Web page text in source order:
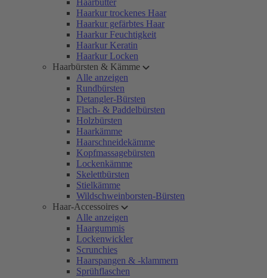
Haarbutter
Haarkur trockenes Haar
Haarkur gefärbtes Haar
Haarkur Feuchtigkeit
Haarkur Keratin
Haarkur Locken
Haarbürsten & Kämme
Alle anzeigen
Rundbürsten
Detangler-Bürsten
Flach- & Paddelbürsten
Holzbürsten
Haarkämme
Haarschneidekämme
Kopfmassagebürsten
Lockenkämme
Skelettbürsten
Stielkämme
Wildschweinborsten-Bürsten
Haar-Accessoires
Alle anzeigen
Haargummis
Lockenwickler
Scrunchies
Haarspangen & -klammern
Sprühflaschen